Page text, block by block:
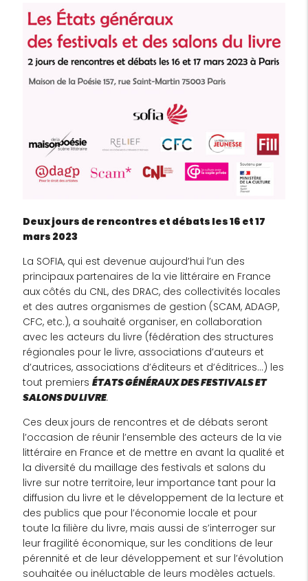
Deux jours de rencontres et débats les 16 et 17
mars 2023
La SOFIA, qui est devenue aujourd’hui l’un des
principaux partenaires de la vie littéraire en France
aux côtés du CNL, des DRAC, des collectivités locales
et des autres organismes de gestion (SCAM, ADAGP,
CFC, etc.), a souhaité organiser, en collaboration
avec les acteurs du livre (fédération des structures
régionales pour le livre, associations d’auteurs et
d’autrices, associations d’éditeurs et d’éditrices…) les
tout premiers ÉTATSGÉNÉRAUX DES FESTIVALS ET
SALONS DU LIVRE.
Ces deux jours de rencontres et de débats seront
l’occasion de réunir l’ensemble des acteurs de la vie
littéraire en France et de mettre en avant la qualité et
la diversité du maillage des festivals et salons du
livre sur notre territoire, leur importance tant pour la
diffusion du livre et le développement de la lecture et
des publics que pour l’économie locale et pour
toute la filière du livre, mais aussi de s’interroger sur
leur fragilité économique, sur les conditions de leur
pérennité et de leur développement et sur l’évolution
souhaitée ou inéluctable de leurs modèles actuels.